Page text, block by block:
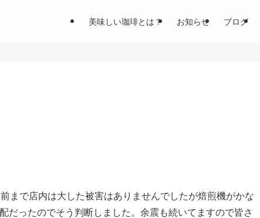
美味しい珈琲とは？ お知らせ ブログ
まで店内は大した被害はありませんでしたが焙煎機がかな
だったのでそう判断しました。余震も続いてますので皆さ